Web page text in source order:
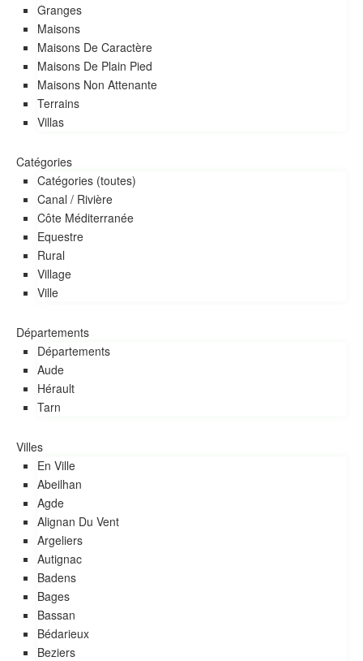
granges
Maisons
Maisons De Caractère
Maisons De Plain Pied
Maisons Non Attenante
Terrains
Villas
Catégories
Catégories (toutes)
Canal / Rivière
Côte Méditerranée
Equestre
Rural
village
Ville
Départements
Départements
Aude
Hérault
Tarn
Villes
En Ville
Abeilhan
Agde
Alignan Du Vent
Argeliers
autignac
Badens
Bages
Bassan
Bédarieux
Beziers